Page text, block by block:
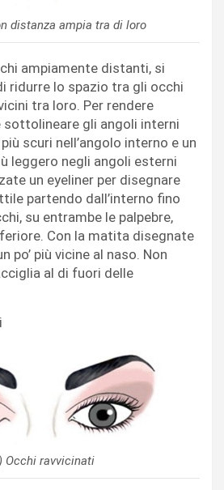
distanza ampia tra di loro
ampiamente distanti, si
ridurre lo spazio tra gli occhi
tra loro. Per rendere
sottolineare gli angoli interni
scuri nell’angolo interno e un
leggero negli angoli esterni
un eyeliner per disegnare
partendo dall’interno fino
su entrambe le palpebre,
Con la matita disegnate
po’ più vicine al naso. Non
al di fuori delle
Occhi ravvicinati